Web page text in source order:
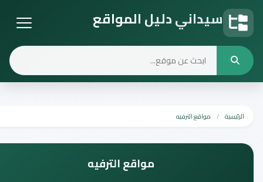
سيداني دليل المواقع
دليل المواقع
الرئيسية مواقع الترفيه
مواقع الترفيه